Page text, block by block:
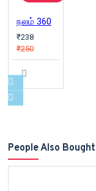
நலம் 360
₹238
₹250
People Also Bought